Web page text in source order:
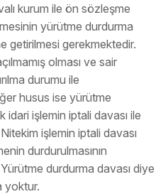
kurum ile ön sözleşme
yürütme durdurma
getirilmesi gerekmektedir.
olması ve sair
durumu ile
husus ise yürütme
işlemin iptali davası ile
işlemin iptali davası
durdurulmasının
durdurma davası diye
yoktur.